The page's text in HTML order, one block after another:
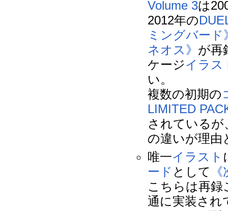
Volume 3は
2012年の
ミングバード
ネオス》 が再
ケージイラス
い。
複数の初期の
LIMITED
されている
の違いが理由
唯一イラスト
ード として
こちらは再
通に実装され